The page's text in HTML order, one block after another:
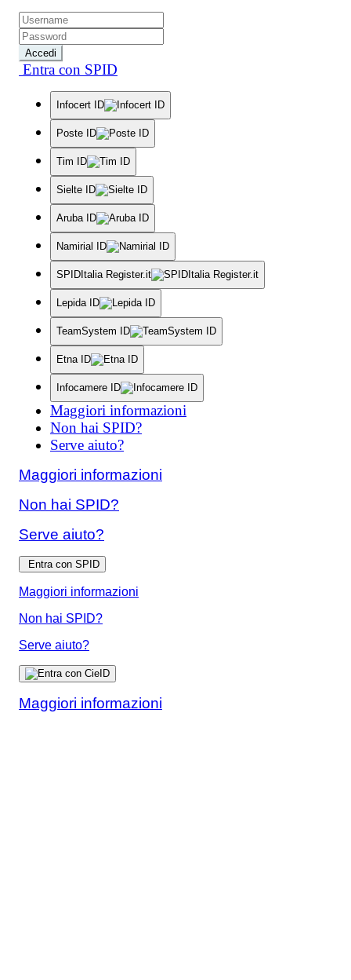
Accedi
Entra con SPID
Infocert ID
Poste ID
Tim ID
Sielte ID
Aruba ID
Namirial ID
SPIDItalia Register.it
Lepida ID
TeamSystem ID
Etna ID
Infocamere ID
Maggiori informazioni
Non hai SPID?
Serve aiuto?
Maggiori informazioni
Non hai SPID?
Serve aiuto?
Entra con SPID
Maggiori informazioni
Non hai SPID?
Serve aiuto?
Maggiori informazioni